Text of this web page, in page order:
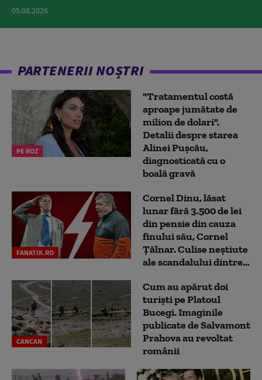
05.08.2026
PARTENERII NOȘTRI
PE ROZ
"Tratamentul costă
aproape jumătate de
milion de dolari".
Detalii despre starea
Alinei Pușcău,
diagnosticată cu o
boală gravă
FANATIK.RO
Cornel Dinu, lăsat
lunar fără 3.500 de lei
din pensie din cauza
finului său, Cornel
Țălnar. Culise neștiute
ale scandalului dintre...
CANCAN
Cum au apărut doi
turiști pe Platoul
Bucegi. Imaginile
publicate de Salvamont
Prahova au revoltat
românii